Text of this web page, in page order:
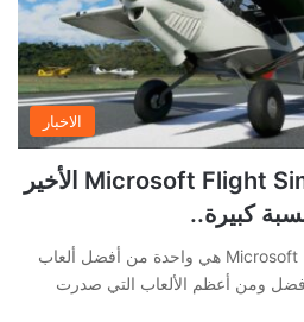
الاخبار
تحديث Microsoft Flight Simulator الأخير
كبيرة..
لعبة Microsoft Flight Simulator هي واحدة من أفضل ألعاب
ومن أعظم الألعاب التي صدرت